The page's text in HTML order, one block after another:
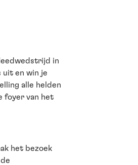
in
uit en win je
alle helden
foyer van het
het bezoek